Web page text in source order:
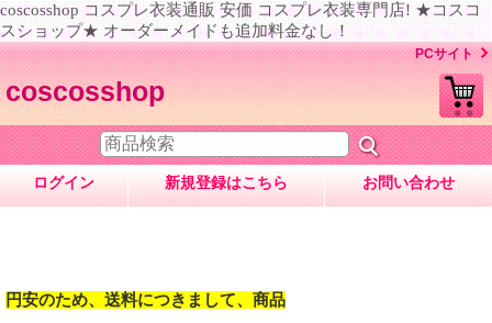
coscosshop コスプレ衣装通販 安価 コスプレ衣装専門店! ★コスコ
スショップ★ オーダーメイドも追加料金なし！
PCサイト
coscosshop
ログイン 新規登録はこちら お問い合わせ
円安のため、送料につきまして、商品